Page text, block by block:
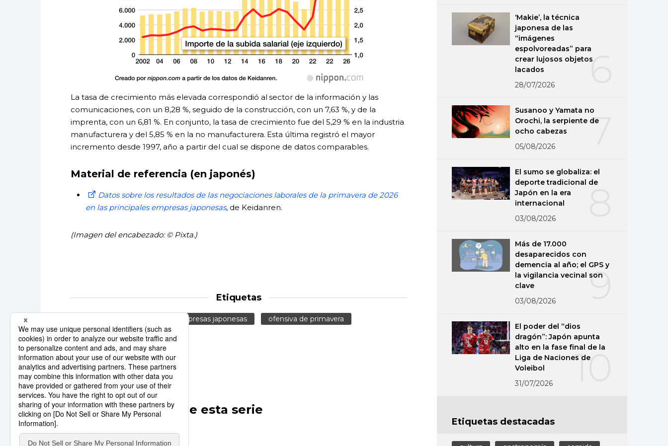
La tasa de crecimiento más elevada correspondió al sector de la información y las
comunicaciones, con un 8,28 %, seguido de la construcción, con un 7,63 %, y de la
imprenta, con un 6,81 %. En conjunto, la tasa de crecimiento fue del 5,29 % en la industria
manufacturera y del 5,85 % en la no manufacturera. Esta última registró el mayor
incremento desde 1997, año a partir del cual se dispone de datos comparables.
Material de referencia (en japonés)
Datos sobre los resultados de las negociaciones laborales de la primavera de 2026
en las principales empresas japonesas, de Keidanren.
(Imagen del encabezado: © Pixta.)
Etiquetas
empresas japonesas
ofensiva de primavera
Keidanren
Otros artículos de esta serie
6
‘Makie’, la técnica
japonesa de las
“imágenes
espolvoreadas” para
crear lujosos objetos
lacados
28/07/2026
7
Susanoo y Yamata no
Orochi, la serpiente de
ocho cabezas
05/08/2026
El sumo se globaliza: el
deporte tradicional de
Japón en la era
internacional
03/08/2026
9
Más de 17.000
desaparecidos con
demencia al año; el GPS y
la vigilancia vecinal son
clave
03/08/2026
10
El poder del “dios
dragón”: Japón apunta
alto en la fase final de la
Liga de Naciones de
Voleibol
31/07/2026
Etiquetas destacadas